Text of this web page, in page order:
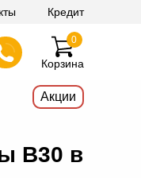
Кредит
Корзина
0
Акции
В30 в